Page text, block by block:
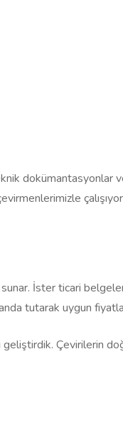
dokümantasyonlar
İster ticari
tutarak uygun
Çevirilerin